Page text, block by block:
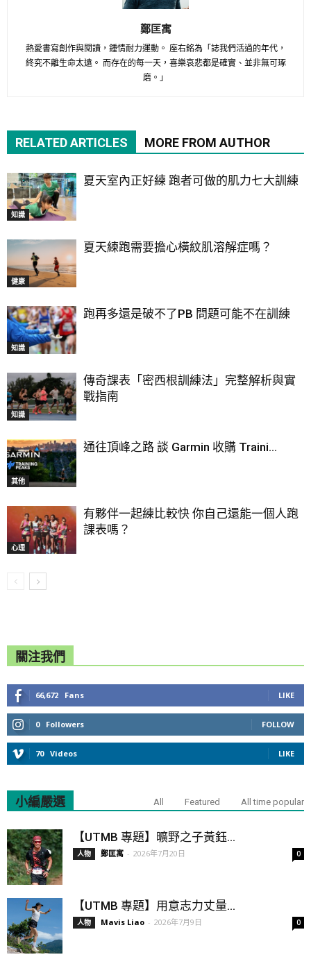
鄭匡寓
熱愛書寫創作與閱讀，鍾情耐力運動。 座右銘為「誌我們活過的年代，
終究不離生命太遠。 而存在的每一天，喜樂哀悲都是確實、並非無可琢
磨。」
RELATED ARTICLES MORE FROM AUTHOR
知識
夏天室內正好練 跑者可做的肌力七大訓練
健康
夏天練跑需要擔心橫紋肌溶解症嗎？
知識
跑再多還是破不了PB 問題可能不在訓練
知識
傳奇課表「密西根訓練法」完整解析與實
戰指南
其他
通往頂峰之路 談 Garmin 收購 Traini...
心理
有夥伴一起練比較快 你自己還能一個人跑
課表嗎？
關注我們
66,672 Fans LIKE
0 Followers FOLLOW
70 Videos LIKE
小編嚴選 All Featured All time popular
【UTMB 專題】曠野之子黃鈺...
人物 鄭匡寓 - 2026年7月20日 0
【UTMB 專題】用意志力丈量...
人物 Mavis Liao - 2026年7月9日 0